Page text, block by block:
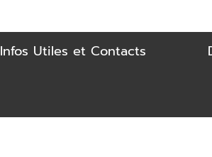
Infos Utiles et Contacts